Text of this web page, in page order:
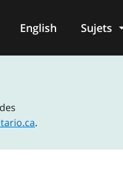
English Sujets
.